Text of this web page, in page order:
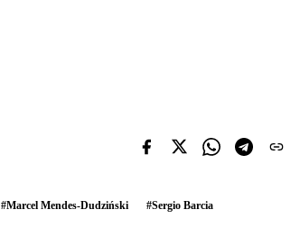
#Marcel Mendes-Dudziński #Sergio Barcia